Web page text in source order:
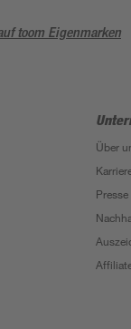
toom Eigenmarken
Über
Presse